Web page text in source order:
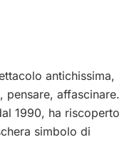
antichissima,
pensare, affascinare.
1990, ha riscoperto
simbolo di